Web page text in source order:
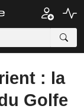
: la
Golfe